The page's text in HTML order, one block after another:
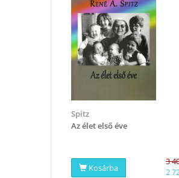
Spitz
Az élet első éve
Kosárba
3
2